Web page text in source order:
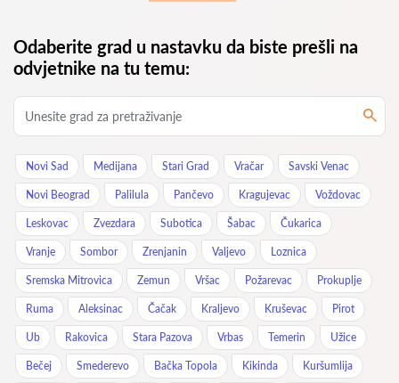
Odaberite grad u nastavku da biste prešli na
odvjetnike na tu temu:
Novi Sad Medijana Stari Grad Vračar Savski Venac
Novi Beograd Palilula Pančevo Kragujevac Voždovac
Leskovac Zvezdara Subotica Šabac Čukarica
Vranje Sombor Zrenjanin Valjevo Loznica
Sremska Mitrovica Zemun Vršac Požarevac Prokuplje
Ruma Aleksinac Čačak Kraljevo Kruševac Pirot
Ub Rakovica Stara Pazova Vrbas Temerin Užice
Bečej Smederevo Bačka Topola Kikinda Kuršumlija